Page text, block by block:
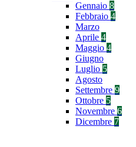
Gennaio 8
Febbraio 4
Marzo
Aprile 4
Maggio 4
Giugno
Luglio 5
Agosto
Settembre 9
Ottobre 5
Novembre 6
Dicembre 7